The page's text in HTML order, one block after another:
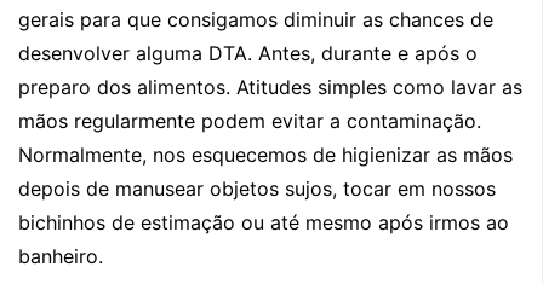
gerais para que consigamos diminuir as chances de
desenvolver alguma DTA. Antes, durante e após o
preparo dos alimentos. Atitudes simples como lavar as
mãos regularmente podem evitar a contaminação.
Normalmente, nos esquecemos de higienizar as mãos
depois de manusear objetos sujos, tocar em nossos
bichinhos de estimação ou até mesmo após irmos ao
banheiro.